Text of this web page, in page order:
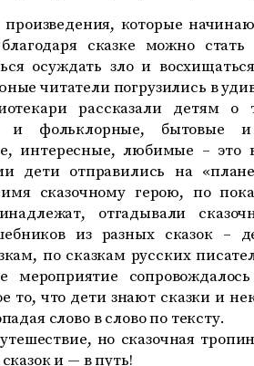
которые
сказке можно стать
осуждать зло и
читатели погрузились в
рассказали детям
и фольклорные,
интересные, любимые – это
дети отправились на
сказочному герою, по
отгадывали
из разных сказок –
по сказкам русских
мероприятие
то, что дети знают сказки и
слово в слово по тексту.
но сказочная
и — в путь!